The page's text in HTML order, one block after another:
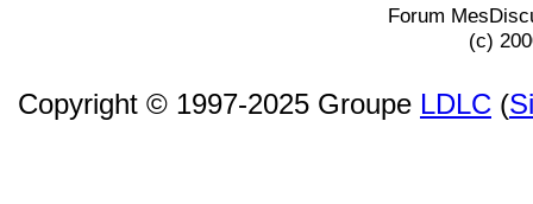
Forum
(c)
Copyright © 1997-2025 Groupe LDLC (